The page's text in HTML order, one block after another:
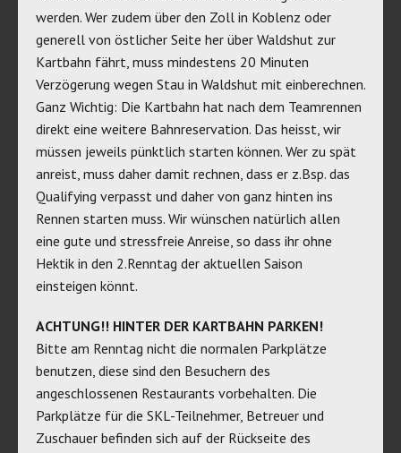
werden. Wer zudem über den Zoll in Koblenz oder
generell von östlicher Seite her über Waldshut zur
Kartbahn fährt, muss mindestens 20 Minuten
Verzögerung wegen Stau in Waldshut mit einberechnen.
Ganz Wichtig: Die Kartbahn hat nach dem Teamrennen
direkt eine weitere Bahnreservation. Das heisst, wir
müssen jeweils pünktlich starten können. Wer zu spät
anreist, muss daher damit rechnen, dass er z.Bsp. das
Qualifying verpasst und daher von ganz hinten ins
Rennen starten muss. Wir wünschen natürlich allen
eine gute und stressfreie Anreise, so dass ihr ohne
Hektik in den 2.Renntag der aktuellen Saison
einsteigen könnt.
ACHTUNG!! HINTER DER KARTBAHN PARKEN!
Bitte am Renntag nicht die normalen Parkplätze
benutzen, diese sind den Besuchern des
angeschlossenen Restaurants vorbehalten. Die
Parkplätze für die SKL-Teilnehmer, Betreuer und
Zuschauer befinden sich auf der Rückseite des